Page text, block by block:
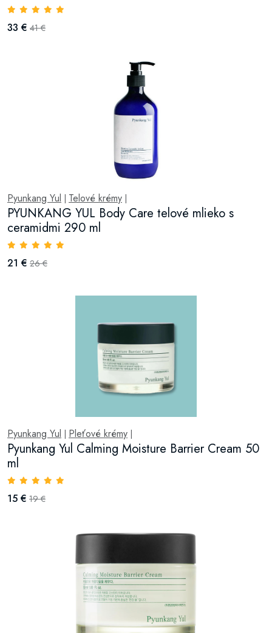
33 € 41 €
Pyunkang Yul Telové krémy
PYUNKANG YUL Body Care telové mlieko s
ceramidmi 290 ml
21 € 26 €
Pyunkang Yul Pleťové krémy
Pyunkang Yul Calming Moisture Barrier Cream 50
ml
15 € 19 €